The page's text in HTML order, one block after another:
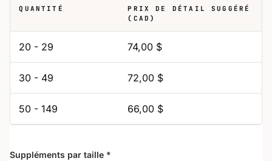
QUANTITÉ
PRIX DE DÉTAIL SUGGÉRÉ
(CAD)
20 - 29 74,00 $
30 - 49 72,00 $
50 - 149 66,00 $
Suppléments par taille *